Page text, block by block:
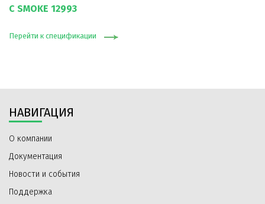
C SMOKE 12993
Перейти к спецификации
НАВИГАЦИЯ
О компании
Документация
Новости и события
Поддержка